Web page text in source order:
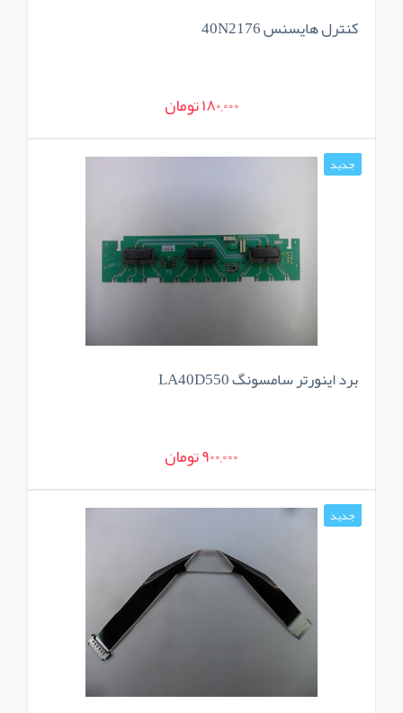
کنترل هایسنس 40N2176
180,000 تومان
جدید
برد اینورتر سامسونگ LA40D550
900,000 تومان
جدید